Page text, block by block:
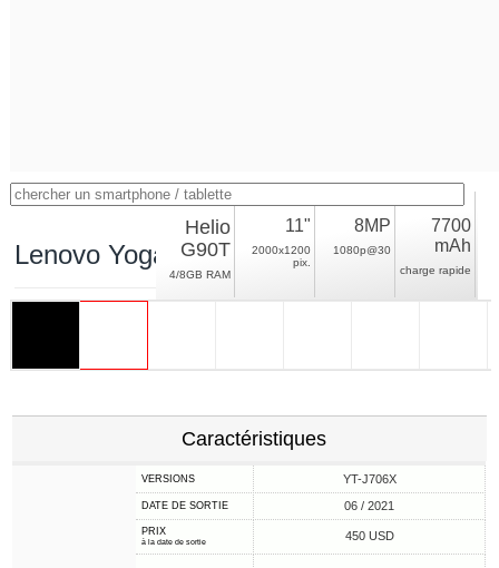
Lenovo Yoga Tab 11 LTE
Helio
G90T
4/8GB RAM
11"
2000x1200
pix.
8MP
1080p@30
7700
mAh
charge rapide
Caractéristiques
VERSIONS YT-J706X
DATE DE SORTIE 06 / 2021
PRIX
à la date de sortie 450 USD